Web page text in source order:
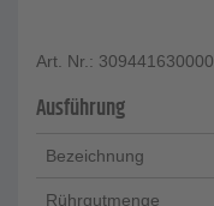
Art. Nr.: 309441630000
Ausführung
Bezeichnung
Rührgutmenge